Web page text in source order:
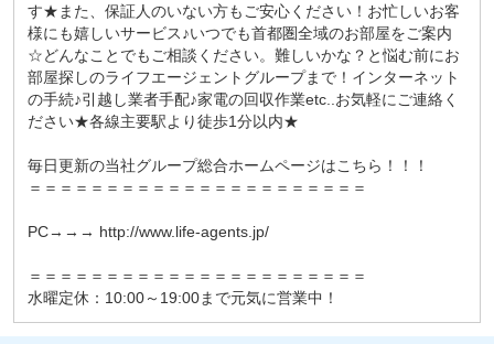
す★また、保証人のいない方もご安心ください！お忙しいお客
様にも嬉しいサービス♪いつでも首都圏全域のお部屋をご案内
☆どんなことでもご相談ください。難しいかな？と悩む前にお
部屋探しのライフエージェントグループまで！インターネット
の手続♪引越し業者手配♪家電の回収作業etc..お気軽にご連絡く
ださい★各線主要駅より徒歩1分以内★
毎日更新の当社グループ総合ホームページはこちら！！！
＝＝＝＝＝＝＝＝＝＝＝＝＝＝＝＝＝＝＝＝＝＝
PC→→→ http://www.life-agents.jp/
＝＝＝＝＝＝＝＝＝＝＝＝＝＝＝＝＝＝＝＝＝＝
水曜定休：10:00～19:00まで元気に営業中！